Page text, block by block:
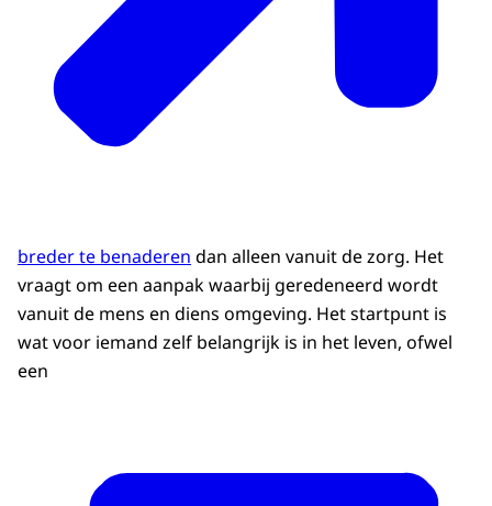
breder te benaderen dan alleen vanuit de zorg. Het
vraagt om een aanpak waarbij geredeneerd wordt
vanuit de mens en diens omgeving. Het startpunt is
wat voor iemand zelf belangrijk is in het leven, ofwel
een